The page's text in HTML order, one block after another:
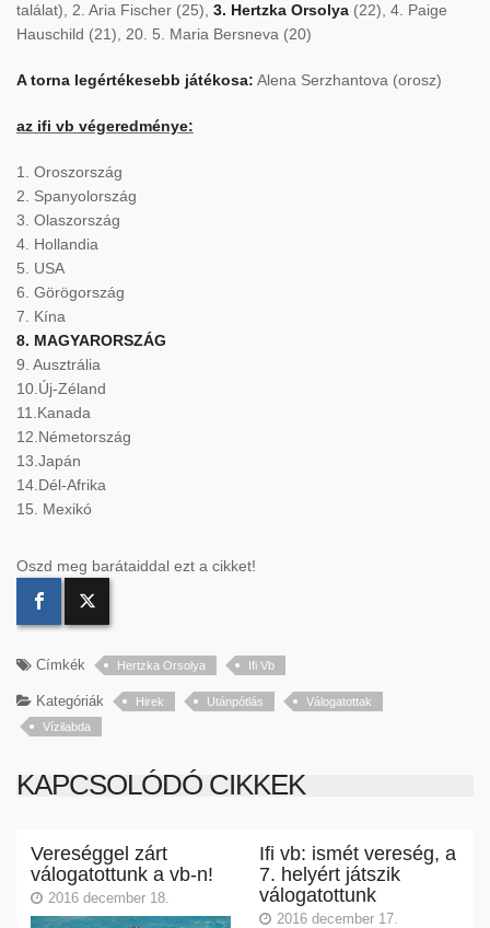
találat), 2. Aria Fischer (25), 3. Hertzka Orsolya (22), 4. Paige
Hauschild (21), 20. 5. Maria Bersneva (20)
A torna legértékesebb játékosa: Alena Serzhantova (orosz)
az ifi vb végeredménye:
1. Oroszország
2. Spanyolország
3. Olaszország
4. Hollandia
5. USA
6. Görögország
7. Kína
8. MAGYARORSZÁG
9. Ausztrália
10.Új-Zéland
11.Kanada
12.Németország
13.Japán
14.Dél-Afrika
15. Mexikó
Oszd meg barátaiddal ezt a cikket!
Címkék Hertzka Orsolya Ifi Vb
Kategóriák Hirek Utánpótlás
Válogatottak
Vízilabda
KAPCSOLÓDÓ CIKKEK
Vereséggel zárt
válogatottunk a vb-n!
2016 december 18.
Ifi vb: ismét vereség, a
7. helyért játszik
válogatottunk
2016 december 17.